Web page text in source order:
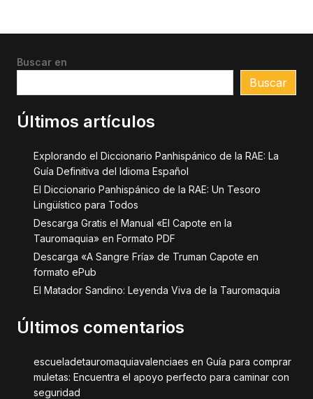
Buscar en
Buscar
Últimos artículos
Explorando el Diccionario Panhispánico de la RAE: La
Guía Definitiva del Idioma Español
El Diccionario Panhispánico de la RAE: Un Tesoro
Lingüístico para Todos
Descarga Gratis el Manual «El Capote en la
Tauromaquia» en Formato PDF
Descarga «A Sangre Fría» de Truman Capote en
formato ePub
El Matador Sandino: Leyenda Viva de la Tauromaquia
Últimos comentarios
escueladetauromaquiavalenciaes en Guía para comprar
muletas: Encuentra el apoyo perfecto para caminar con
seguridad